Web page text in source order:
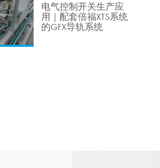
电气控制开关生产应
用｜配套倍福XTS系统
的GFX导轨系统